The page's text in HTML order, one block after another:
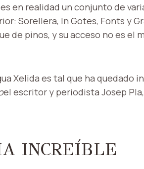
en realidad un conjunto de
Sorellera, In Gotes, Fonts y
de pinos, y su acceso no es el
Xelida es tal que ha
el escritor y periodista Josep
INCREÍBLE